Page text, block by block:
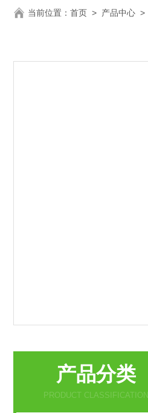
当前位置： 首页 > 产品中心 >
产品分类
PRODUCT CLASSIFICATION